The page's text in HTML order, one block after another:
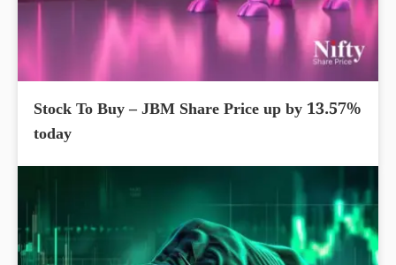
Stock To Buy – JBM Share Price up by 13.57%
today